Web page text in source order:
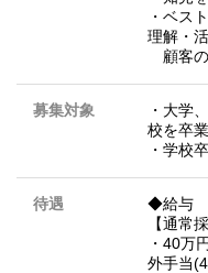
・ベス
理解・
顧客の
募集対象
・大学
校を卒
・学校
待遇
◆給与
【通常
・40万
外手当